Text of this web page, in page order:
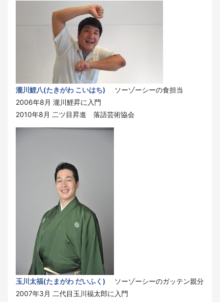
瀧川鯉八(たきがわ こいはち) ソーゾーシーの食担当
2006年8月 瀧川鯉昇に入門
2010年8月 二ツ目昇進 落語芸術協会
玉川太福(たまがわ だいふく) ソーゾーシーのガッテン親分
2007年3月 二代目玉川福太郎に入門